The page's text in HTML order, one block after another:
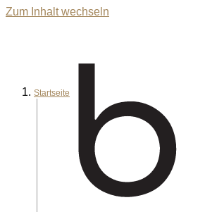
Zum Inhalt wechseln
Startseite